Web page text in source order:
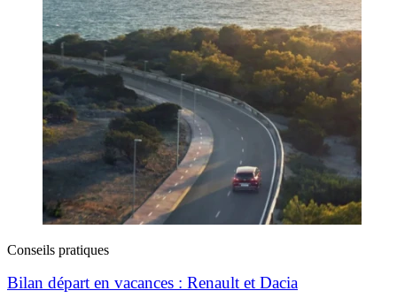
Conseils pratiques
Bilan départ en vacances : Renault et Dacia